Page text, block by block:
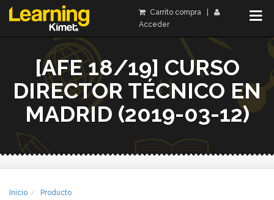
Carrito compra|
Acceder
[AFE 18/19] CURSO
DIRECTOR TÉCNICO EN
MADRID (2019-03-12)
Inicio
Producto